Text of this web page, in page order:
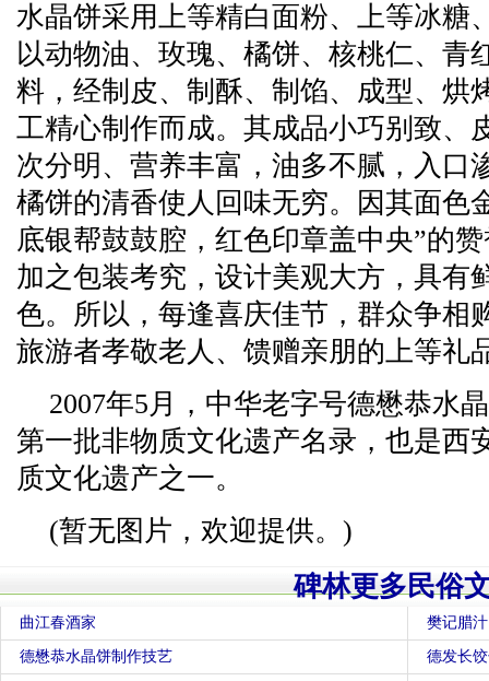
水晶饼采用上等精白面粉、上等冰糖
以动物油、玫瑰、橘饼、核桃仁、青
料，经制皮、制酥、制馅、成型、烘
工精心制作而成。其成品小巧别致、
次分明、营养丰富，油多不腻，入口
橘饼的清香使人回味无穷。因其面色
底银帮鼓鼓腔，红色印章盖中央”的
加之包装考究，设计美观大方，具有
色。所以，每逢喜庆佳节，群众争相
旅游者孝敬老人、馈赠亲朋的上等礼
2007年5月，中华老字号德懋恭水
第一批非物质文化遗产名录，也是西
质文化遗产之一。
(暂无图片，欢迎提供。)
碑林更多民俗
曲江春酒家 樊记腊
德懋恭水晶饼制作技艺 德发长